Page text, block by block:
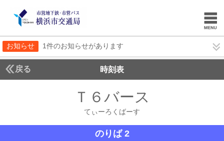
お知らせ 1件のお知らせがあります
戻る 時刻表
Ｔ６バース
てぃーろくばーす
のりば 2